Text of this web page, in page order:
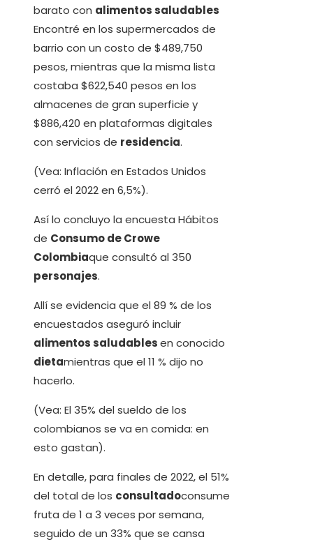
barato con alimentos saludables
Encontré en los supermercados de
barrio con un costo de $489,750
pesos, mientras que la misma lista
costaba $622,540 pesos en los
almacenes de gran superficie y
$886,420 en plataformas digitales
con servicios de residencia.
(Vea: Inflación en Estados Unidos
cerró el 2022 en 6,5%).
Así lo concluyo la encuesta Hábitos
de Consumo de Crowe
Colombiaque consultó al 350
personajes.
Allí se evidencia que el 89 % de los
encuestados aseguró incluir
alimentos saludablesen conocido
dietamientras que el 11 % dijo no
hacerlo.
(Vea: El 35% del sueldo de los
colombianos se va en comida: en
esto gastan).
En detalle, para finales de 2022, el 51%
del total de los consultadoconsume
fruta de 1 a 3 veces por semana,
seguido de un 33% que se cansa